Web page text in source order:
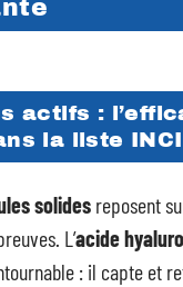
actifs :
la liste INCI
solides reposent
L’acide
: il capte et